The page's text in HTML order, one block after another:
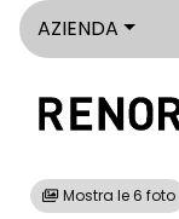
AZIENDA
Mostra le 6 foto